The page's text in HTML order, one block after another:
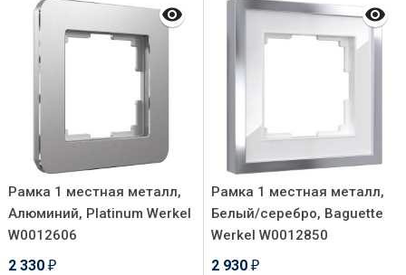
Рамка 1 местная металл,
Алюминий, Platinum Werkel
W0012606
2 330 ₽
Рамка 1 местная металл,
Белый/серебро, Baguette
Werkel W0012850
2 930 ₽